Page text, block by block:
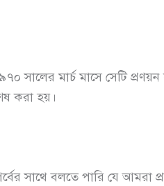
মার্চ মাসে সেটি প্রণয়ন
করা হয়।
সাথে বলতে পারি যে আমরা